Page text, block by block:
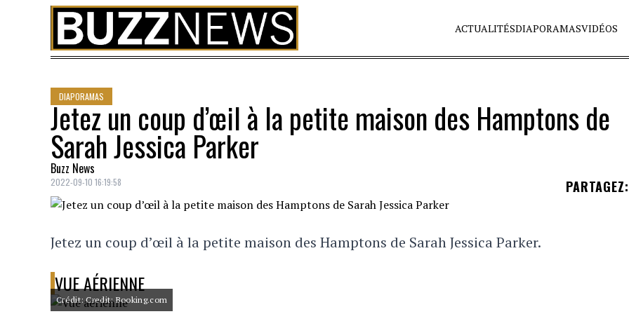
Skip to content
ACTUALITÉSDIAPORAMASVIDÉOS
DIAPORAMAS
Jetez un coup d’œil à la petite maison des Hamptons de
Sarah Jessica Parker
Buzz News
2022-09-10 16:19:58 PARTAGEZ:
Jetez un coup d’œil à la petite maison des Hamptons de Sarah Jessica Parker.
VUE AÉRIENNE
Crédit: Credit: Booking.com